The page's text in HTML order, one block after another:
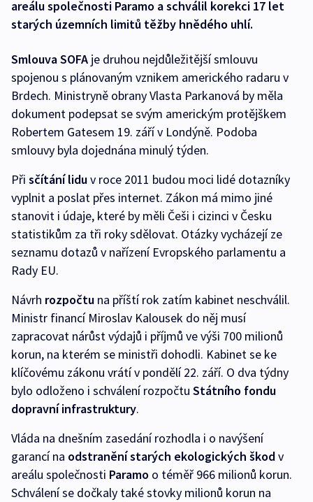
areálu společnosti Paramo a schválil korekci 17 let
starých územních limitů těžby hnědého uhlí.
Smlouva SOFA je druhou nejdůležitější smlouvu
spojenou s plánovaným vznikem amerického radaru v
Brdech. Ministryně obrany Vlasta Parkanová by měla
dokument podepsat se svým americkým protějškem
Robertem Gatesem 19. září v Londýně. Podoba
smlouvy byla dojednána minulý týden.
Při sčítání liduv roce 2011 budou moci lidé dotazníky
vyplnit a poslat přes internet. Zákon má mimo jiné
stanovit i údaje, které by měli Češi i cizinci v Česku
statistikům za tři roky sdělovat. Otázky vycházejí ze
seznamu dotazů v nařízení Evropského parlamentu a
Rady EU.
Návrh rozpočtu na příští rok zatím kabinet neschválil.
Ministr financí Miroslav Kalousek do něj musí
zapracovat nárůst výdajů i příjmů ve výši 700 milionů
korun, na kterém se ministři dohodli. Kabinet se ke
klíčovému zákonu vrátí v pondělí 22. září. O dva týdny
bylo odloženo i schválení rozpočtu Státního fondu
dopravní infrastruktury.
Vláda na dnešním zasedání rozhodla i o navýšení
garancí na odstranění starých ekologických škodv
areálu společnosti Paramo o téměř 966 milionů korun.
Schválení se dočkaly také stovky milionů korun na